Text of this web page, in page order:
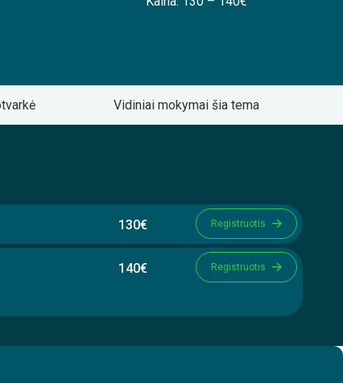
Vidiniai mokymai šia tema
130€ Registruotis
140€ Registruotis